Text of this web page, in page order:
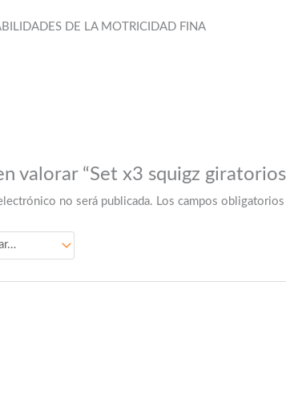
DE LA MOTRICIDAD FINA
valorar “Set x3 squigz
no será publicada. Los campos